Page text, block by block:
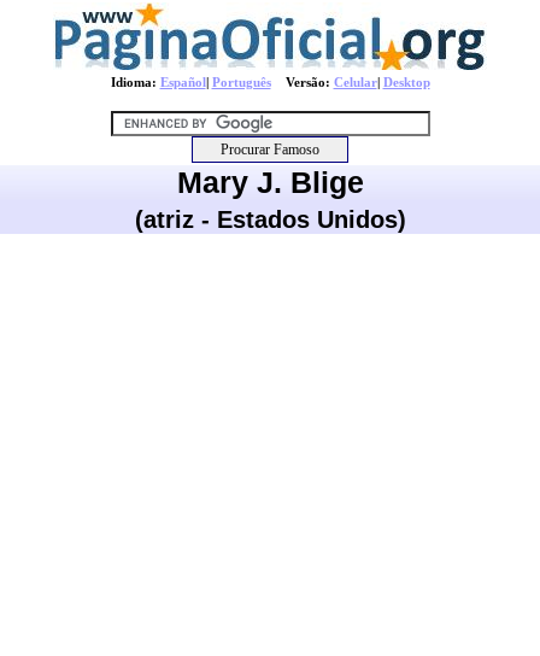
Idioma: Español| PortuguêsVersão: Celular| Desktop
Mary J. Blige
(atriz - Estados Unidos)